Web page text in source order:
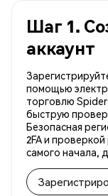
Шаг 1.
аккаунт
помощью
торговлю
быструю
Безопасная
2FA и
самого начала,